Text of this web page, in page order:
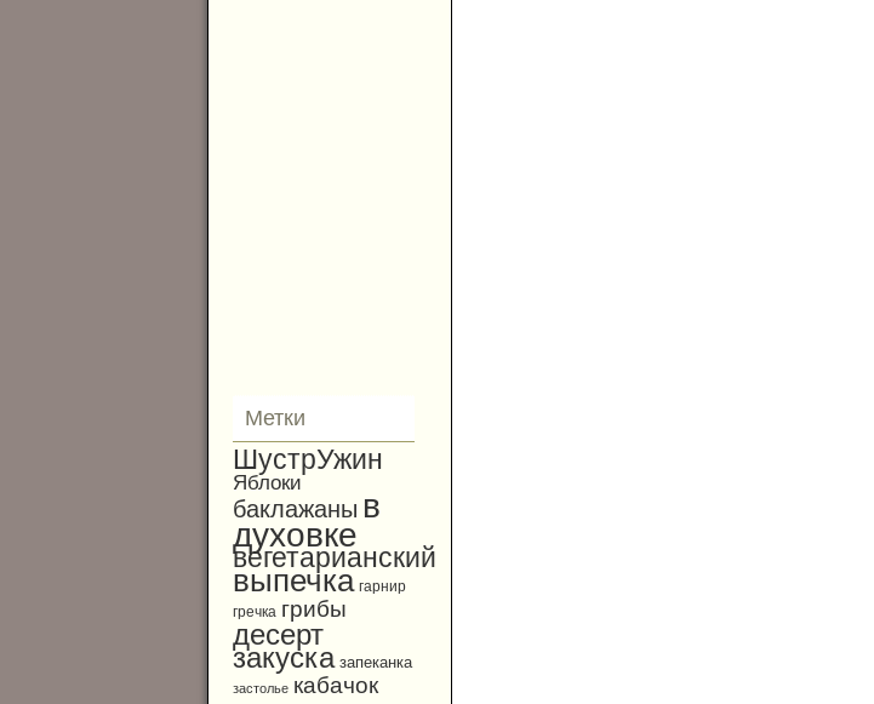
Метки
ШустрУжин
Яблоки
баклажаны в
духовке
вегетарианский
выпечка гарнир
гречка грибы
десерт
закуска запеканка
застолье кабачок